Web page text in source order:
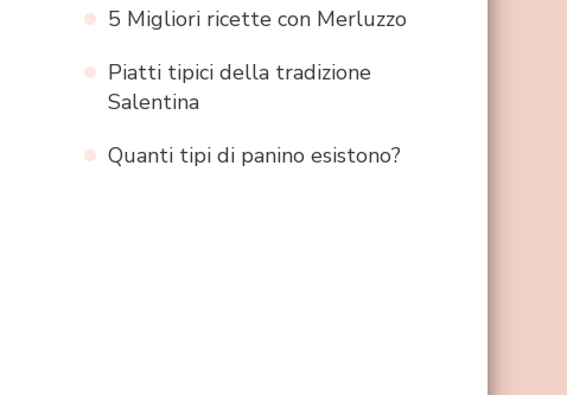
5 Migliori ricette con Merluzzo
Piatti tipici della tradizione
Salentina
Quanti tipi di panino esistono?